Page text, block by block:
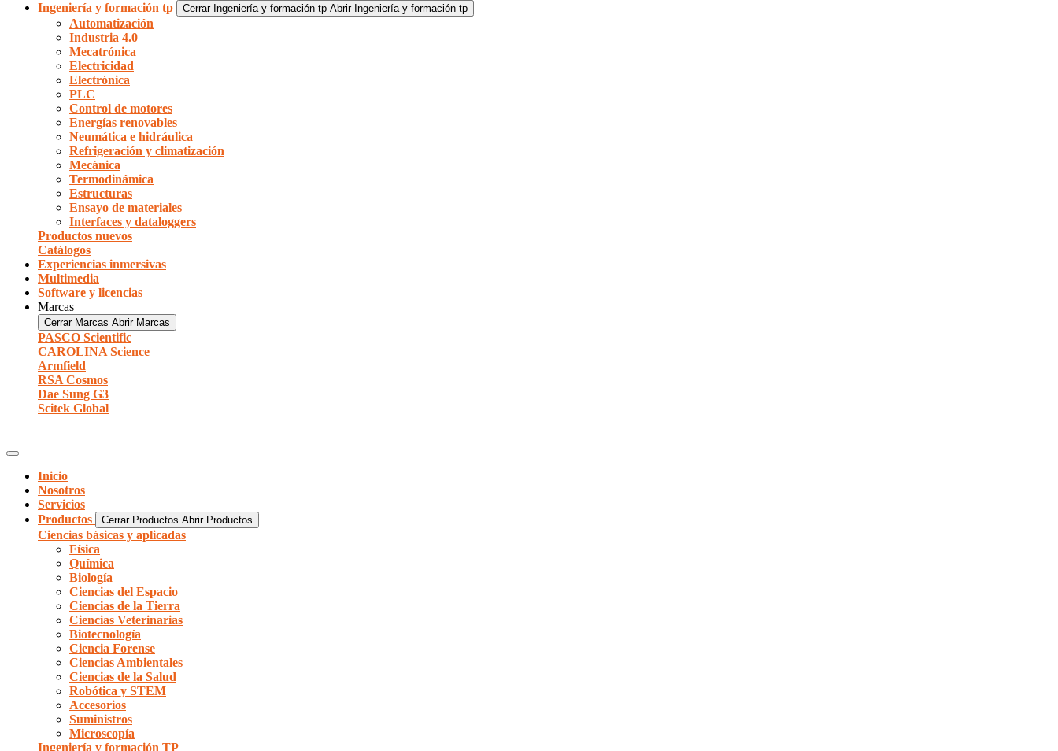
Ingeniería y formación tp
Cerrar Ingeniería y formación tp Abrir Ingeniería y formación tp
Automatización
Industria 4.0
Mecatrónica
Electricidad
Electrónica
PLC
Control de motores
Energías renovables
Neumática e hidráulica
Refrigeración y climatización
Mecánica
Termodinámica
Estructuras
Ensayo de materiales
Interfaces y dataloggers
Productos nuevos
Catálogos
Experiencias inmersivas
Multimedia
Software y licencias
Marcas
Cerrar Marcas Abrir Marcas
PASCO Scientific
CAROLINA Science
Armfield
RSA Cosmos
Dae Sung G3
Scitek Global
Inicio
Nosotros
Servicios
Productos
Cerrar Productos Abrir Productos
Ciencias básicas y aplicadas
Física
Química
Biología
Ciencias del Espacio
Ciencias de la Tierra
Ciencias Veterinarias
Biotecnología
Ciencia Forense
Ciencias Ambientales
Ciencias de la Salud
Robótica y STEM
Accesorios
Suministros
Microscopía
Ingeniería y formación TP